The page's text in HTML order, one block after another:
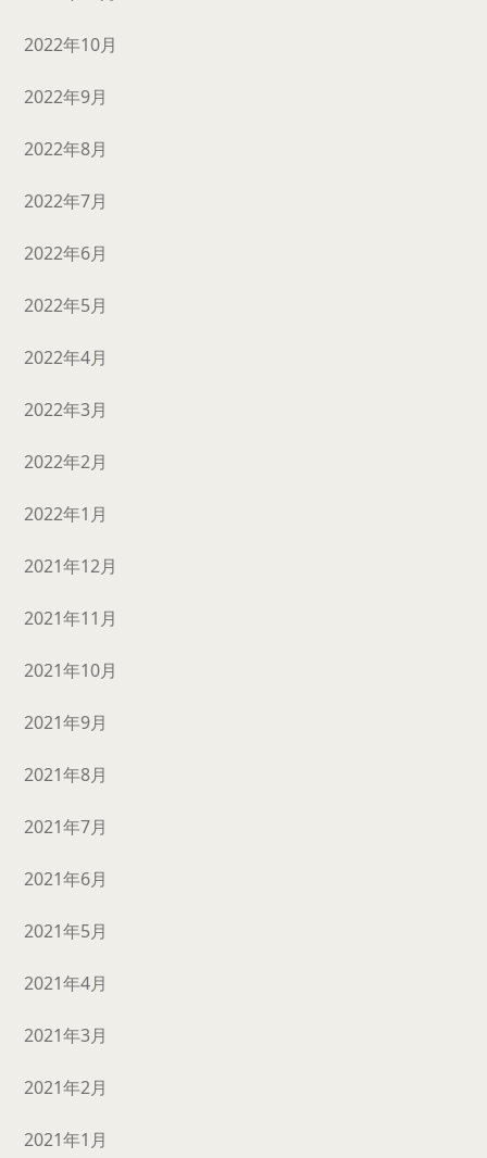
2022年10月
2022年9月
2022年8月
2022年7月
2022年6月
2022年5月
2022年4月
2022年3月
2022年2月
2022年1月
2021年12月
2021年11月
2021年10月
2021年9月
2021年8月
2021年7月
2021年6月
2021年5月
2021年4月
2021年3月
2021年2月
2021年1月